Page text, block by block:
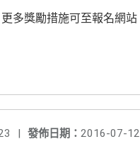
多獎勵措施可至報名網站
發佈日期： 2016-07-12
|